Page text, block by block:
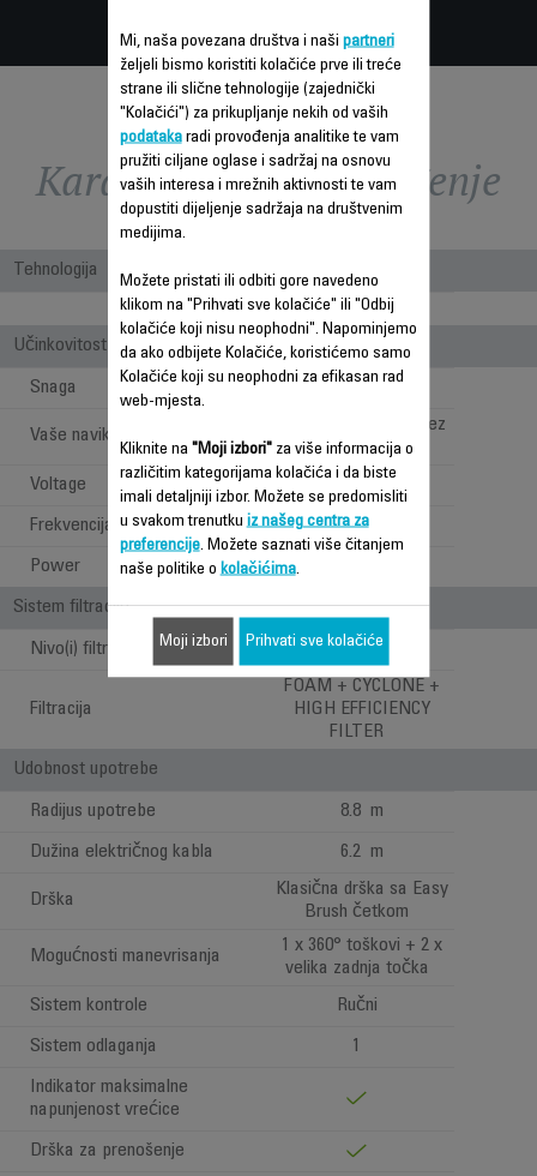
Karakteristike - Poređenje
Tehnologija
Bagless
Učinkovitost
Snaga 550 W
Vaše navike
Dubinsko čišćenje bez
ograničenja
Voltage
Frekvencija 50-60 Hz
Power
Sistem filtracije
Nivo(i) filtracije 3
Filtracija
FOAM + CYCLONE +
HIGH EFFICIENCY
FILTER
Udobnost upotrebe
Radijus upotrebe 8.8 m
Dužina električnog kabla 6.2 m
Drška
Klasična drška sa Easy
Brush četkom
Mogućnosti manevrisanja
1 x 360° toškovi + 2 x
velika zadnja točka
Sistem kontrole
Ručni
Sistem odlaganja 1
Indikator maksimalne
napunjenost vrećice
Drška za prenošenje
Mi, naša povezana društva i naši partneri
željeli bismo koristiti kolačiće prve ili treće
strane ili slične tehnologije (zajednički
"Kolačići") za prikupljanje nekih od vaših
podatakaradi provođenja analitike te vam
pružiti ciljane oglase i sadržaj na osnovu
vaših interesa i mrežnih aktivnosti te vam
dopustiti dijeljenje sadržaja na društvenim
medijima.
Možete pristati ili odbiti gore navedeno
klikom na "Prihvati sve kolačiće" ili "Odbij
kolačiće koji nisu neophodni". Napominjemo
da ako odbijete Kolačiće, koristićemo samo
Kolačiće koji su neophodni za efikasan rad
web-mjesta.
Kliknite na "Moji izbori"za više informacija o
različitim kategorijama kolačića i da biste
imali detaljniji izbor. Možete se predomisliti
u svakom trenutku iz našeg centra za
preferencije. Možete saznati više čitanjem
naše politike o kolačićima.
Moji izbori Prihvati sve kolačiće